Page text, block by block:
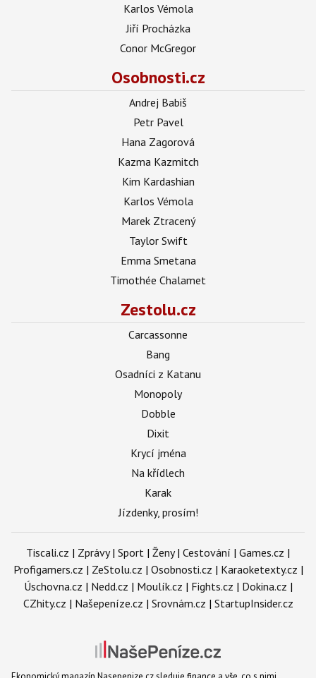
Karlos Vémola
Jiří Procházka
Conor McGregor
Osobnosti.cz
Andrej Babiš
Petr Pavel
Hana Zagorová
Kazma Kazmitch
Kim Kardashian
Karlos Vémola
Marek Ztracený
Taylor Swift
Emma Smetana
Timothée Chalamet
Zestolu.cz
Carcassonne
Bang
Osadníci z Katanu
Monopoly
Dobble
Dixit
Krycí jména
Na křídlech
Karak
Jízdenky, prosím!
Tiscali.cz | Zprávy| Sport | Ženy| Cestování | Games.cz |
Profigamers.cz | ZeStolu.cz | Osobnosti.cz | Karaoketexty.cz |
Úschovna.cz | Nedd.cz | Moulík.cz | Fights.cz | Dokina.cz |
CZhity.cz | Našepeníze.cz | Srovnám.cz | StartupInsider.cz